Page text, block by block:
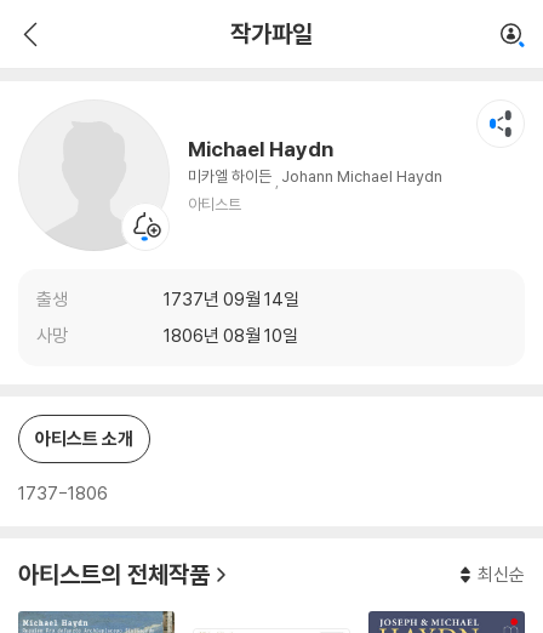
작가파일
Michael Haydn
미카엘 하이든 Johann Michael Haydn
아티스트
출생
1737년 09월 14일
사망
1806년 08월 10일
아티스트 소개
1737-1806
아티스트의 전체작품 최신순